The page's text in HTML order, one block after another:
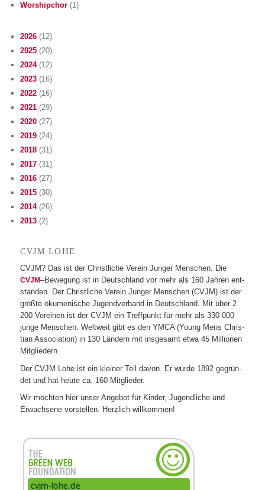
Worshipchor (1)
2026 (12)
2025 (20)
2024(12)
2023 (16)
2022 (16)
2021 (29)
2020 (27)
2019 (24)
2018 (31)
2017 (31)
2016 (27)
2015 (30)
2014(26)
2013 (2)
CVJM LOHE
CVJM? Das ist der Christ­li­che Ver­ein Jun­ger Men­schen. Die
CVJM–Bewe­gung ist in Deutsch­land vor mehr als 160 Jah­ren ent­
stan­den. Der Christ­li­che Ver­ein Jun­ger Men­schen (CVJM) ist der
größte öku­me­ni­sche Jugend­ver­band in Deutsch­land. Mit über 2
200 Ver­ei­nen ist der CVJM ein Treff­punkt für mehr als 330 000
junge Men­schen. Welt­weit gibt es den YMCA (Young Mens Chris­
tian Asso­cia­tion) in 130 Län­dern mit ins­ge­samt etwa 45 Mil­lio­nen
Mitgliedern.
Der CVJM Lohe ist ein klei­ner Teil davon. Er wurde 1892 gegrün­
det und hat heute ca. 160 Mitglieder.
Wir möch­ten hier unser Ange­bot für Kin­der, Jugend­li­che und
Erwach­sene vor­stel­len. Herz­lich willkommen!